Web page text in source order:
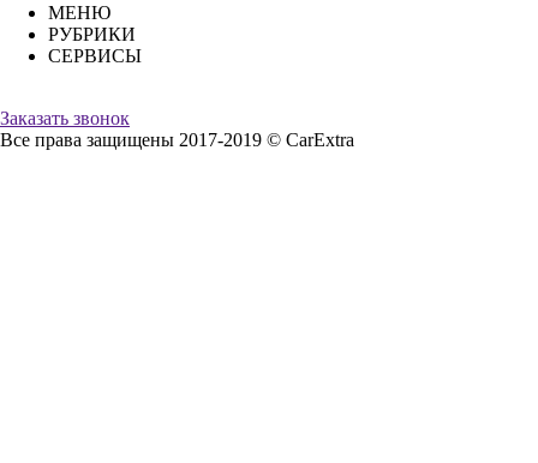
МЕНЮ
РУБРИКИ
СЕРВИСЫ
Заказать звонок
Все права защищены 2017-2019 © CarExtra